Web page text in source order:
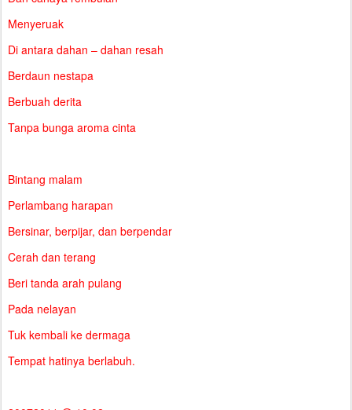
Menyeruak
Di antara dahan – dahan resah
Berdaun nestapa
Berbuah derita
Tanpa bunga aroma cinta
Bintang malam
Perlambang harapan
Bersinar, berpijar, dan berpendar
Cerah dan terang
Beri tanda arah pulang
Pada nelayan
Tuk kembali ke dermaga
Tempat hatinya berlabuh.